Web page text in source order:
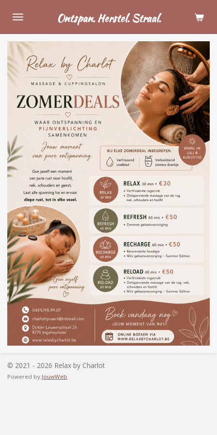
direct
naar
hoofdinhoud
Ontspan. Herstel. Straal.
© 2021 - 2026 Relax by Charlot
Powered by JouwWeb